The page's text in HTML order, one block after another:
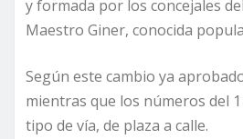
y formada por los concejales
Maestro Giner, conocida
Según este cambio ya
mientras que los números del
tipo de vía, de plaza a calle.